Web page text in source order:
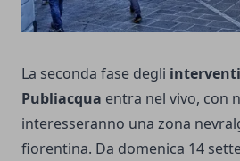
La seconda fase degli interventi
Publiacqua entra nel vivo, con
interesseranno una zona
fiorentina. Da domenica 14